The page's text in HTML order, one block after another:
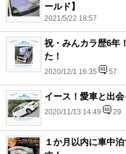
ールド】
2021/5/22 18:57
祝・みんカラ歴6年
た！
2020/12/1 16:35 57
イース！愛車と出会
2020/11/13 14:49 29
１か月以内に車中